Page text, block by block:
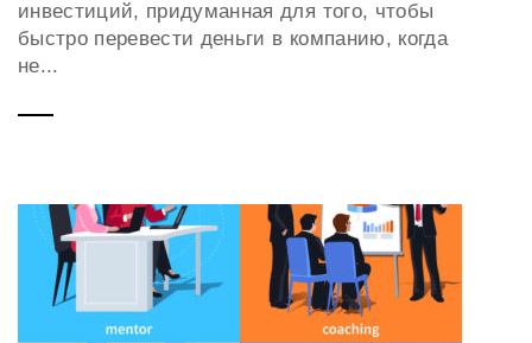
инвестиций, придуманная для того, чтобы
быстро перевести деньги в компанию, когда
не...